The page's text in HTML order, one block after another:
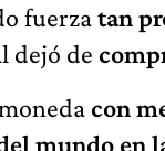
fuerzatan
dejó de
con
mundo en